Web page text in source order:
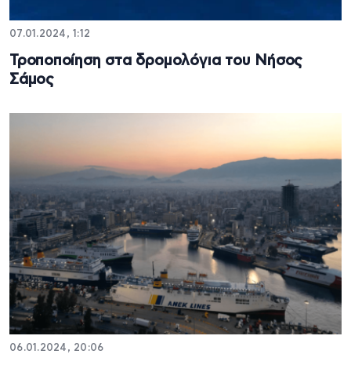
07.01.2024, 1:12
Τροποποίηση στα δρομολόγια του Νήσος
Σάμος
06.01.2024, 20:06